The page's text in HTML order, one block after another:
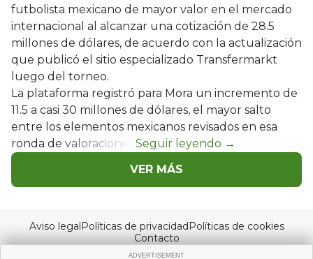
futbolista mexicano de mayor valor en el mercado
internacional al alcanzar una cotización de 28.5
millones de dólares, de acuerdo con la actualización
que publicó el sitio especializado Transfermarkt
luego del torneo.
La plataforma registró para Mora un incremento de
11.5 a casi 30 millones de dólares, el mayor salto
entre los elementos mexicanos revisados en esa
ronda de valoraciones.
VER MÁS
Aviso legalPolíticas de privacidadPolíticas de cookies
Contacto